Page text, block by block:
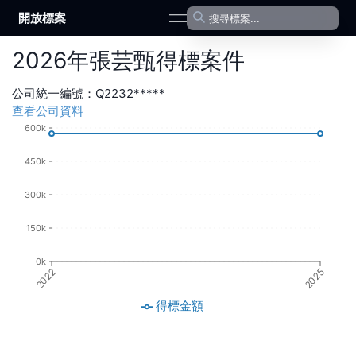
開放標案 open navigation menu
2026年張芸甄得標案件
公司統一編號： Q2232*****
查看公司資料
2022 2025
0k
150k
300k
450k
600k
得標金額